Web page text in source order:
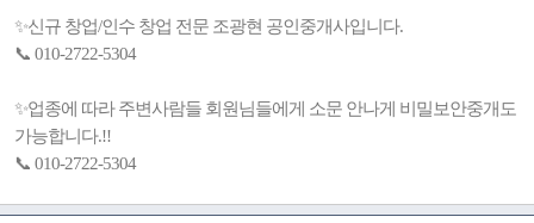
✨신규 창업/인수 창업 전문 조광현 공인중개사입니다.
📞 010-2722-5304
✨업종에 따라 주변사람들 회원님들에게 소문 안나게 비밀보안중개도
가능합니다.!!
📞 010-2722-5304